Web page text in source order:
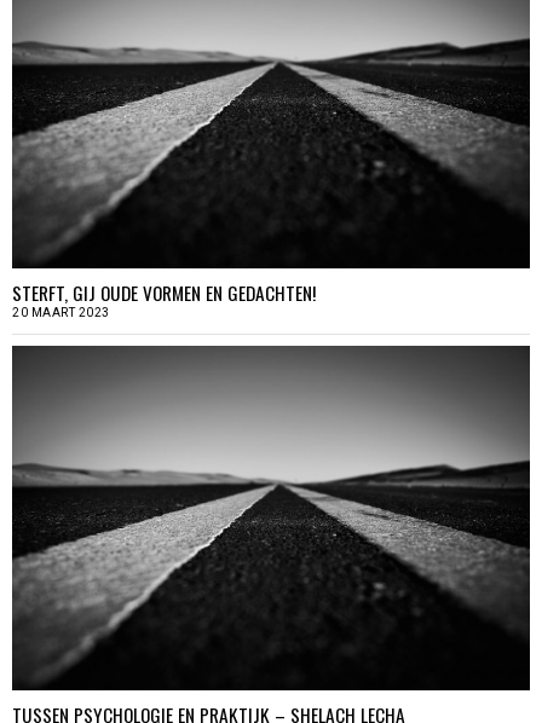
STERFT, GIJ OUDE VORMEN EN GEDACHTEN!
20 MAART 2023
TUSSEN PSYCHOLOGIE EN PRAKTIJK – SHELACH LECHA